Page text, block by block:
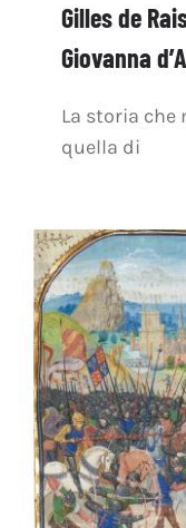
Gilles de
Giovanna
La storia che
quella di